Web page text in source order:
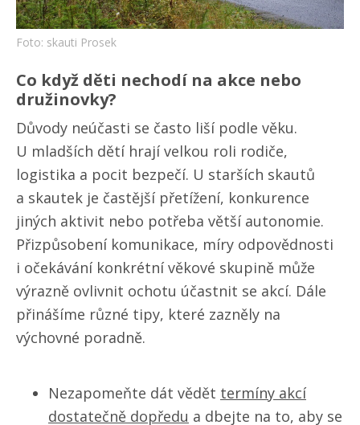
Foto: skauti Prosek
Co když děti nechodí na akce nebo
družinovky?
Důvody neúčasti se často liší podle věku.
U mladších dětí hrají velkou roli rodiče,
logistika a pocit bezpečí. U starších skautů
a skautek je častější přetížení, konkurence
jiných aktivit nebo potřeba větší autonomie.
Přizpůsobení komunikace, míry odpovědnosti
i očekávání konkrétní věkové skupině může
výrazně ovlivnit ochotu účastnit se akcí. Dále
přinášíme různé tipy, které zazněly na
výchovné poradně.
Nezapomeňte dát vědět termíny akcí
dostatečně dopředu a dbejte na to, aby se